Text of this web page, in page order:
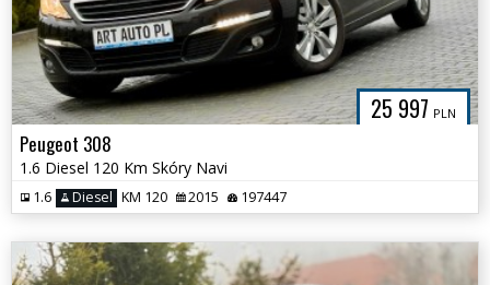
25 997 PLN
Peugeot 308
1.6 Diesel 120 Km Skóry Navi
1.6 Diesel KM 120 2015 197447